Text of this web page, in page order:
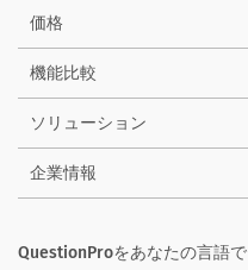
価格
機能比較
ソリューション
企業情報
QuestionProをあなたの言語で